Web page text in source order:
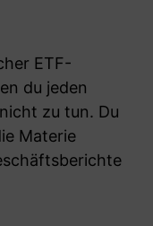
ETF-
du jeden
zu tun. Du
Materie